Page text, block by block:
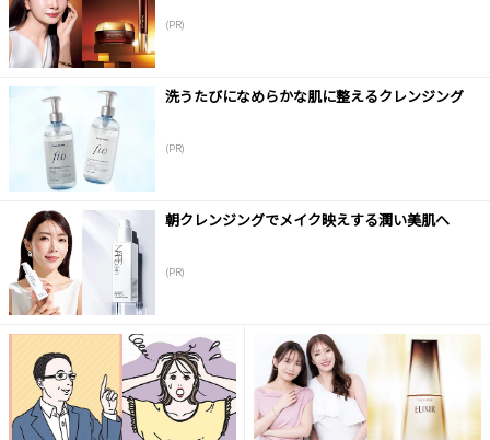
(PR)
洗うたびになめらかな肌に整えるクレンジング
(PR)
朝クレンジングでメイク映えする潤い美肌へ
(PR)